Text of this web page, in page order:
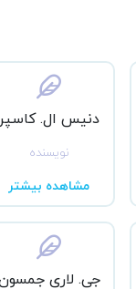
دنیس ال. کاسپر
نویسنده
مشاهده بیشتر
جی. لاری